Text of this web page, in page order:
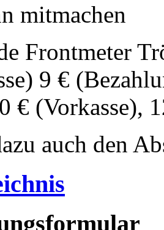
mitmachen
Frontmeter
9 €
€ (Vorkasse),
auch den